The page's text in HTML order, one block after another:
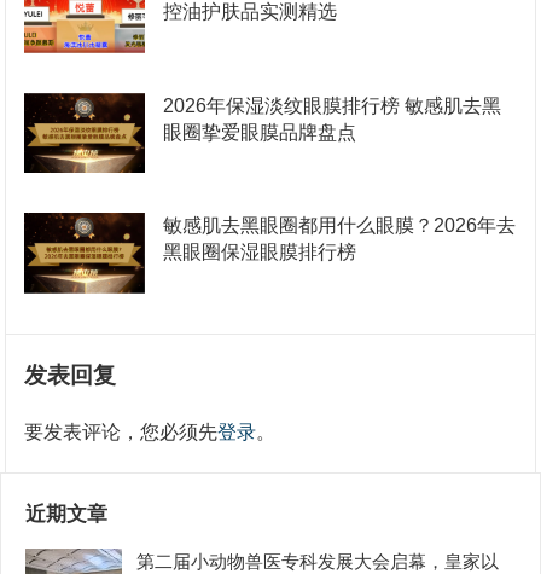
控油护肤品实测精选
2026年保湿淡纹眼膜排行榜 敏感肌去黑
眼圈挚爱眼膜品牌盘点
敏感肌去黑眼圈都用什么眼膜？2026年去
黑眼圈保湿眼膜排行榜
发表回复
要发表评论，您必须先登录。
近期文章
第二届小动物兽医专科发展大会启幕，皇家以